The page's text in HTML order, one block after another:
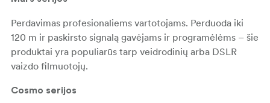
Perdavimas profesionaliems vartotojams. Perduoda iki
120 m ir paskirsto signalą gavėjams ir programėlėms – šie
produktai yra populiarūs tarp veidrodinių arba DSLR
vaizdo filmuotojų.
Cosmo serijos